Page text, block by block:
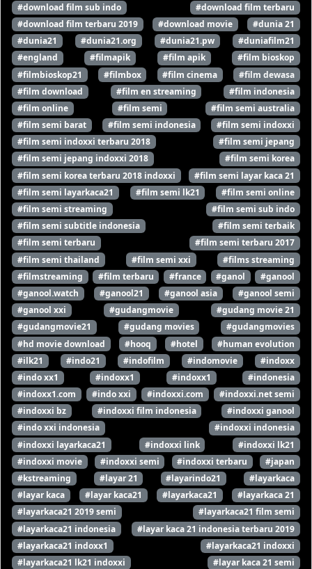
#download film sub indo
#download film terbaru
#download film terbaru 2019
#download movie
#dunia 21
#dunia21
#dunia21.org #dunia21.pw
#duniafilm21
#england
#filmapik #film apik
#film bioskop
#filmbioskop21
#filmbox #film cinema
#film dewasa
#film download
#film en streaming
#film indonesia
#film online
#film semi
#film semi australia
#film semi barat
#film semi indonesia
#film semi indoxxi
#film semi indoxxi terbaru 2018
#film semi jepang
#film semi jepang indoxxi 2018
#film semi korea
#film semi korea terbaru 2018 indoxxi
#film semi layar kaca 21
#film semi layarkaca21
#film semi lk21
#film semi online
#film semi streaming
#film semi sub indo
#film semi subtitle indonesia
#film semi terbaik
#film semi terbaru
#film semi terbaru 2017
#film semi thailand
#film semi xxi
#films streaming
#filmstreaming
#film terbaru #france #ganol
#ganool
#ganool.watch
#ganool21 #ganool asia
#ganool semi
#ganool xxi
#gudangmovie
#gudang movie 21
#gudangmovie21
#gudang movies
#gudangmovies
#hd movie download
#hooq #hotel
#human evolution
#ilk21
#indo21 #indofilm #indomovie
#indoxx
#indo xx1
#indoxx1 #indoxx1
#indonesia
#indoxx1.com
#indo xxi #indoxxi.com
#indoxxi.net semi
#indoxxi bz
#indoxxi film indonesia
#indoxxi ganool
#indo xxi indonesia
#indoxxi indonesia
#indoxxi layarkaca21
#indoxxi link
#indoxxi lk21
#indoxxi movie
#indoxxi semi #indoxxi terbaru
#japan
#kstreaming
#layar 21 #layarindo21
#layarkaca
#layar kaca
#layar kaca21 #layarkaca21
#layarkaca 21
#layarkaca21 2019 semi
#layarkaca21 film semi
#layarkaca21 indonesia
#layar kaca 21 indonesia terbaru 2019
#layarkaca21 indoxx1
#layarkaca21 indoxxi
#layarkaca21 lk21 indoxxi
#layar kaca 21 semi